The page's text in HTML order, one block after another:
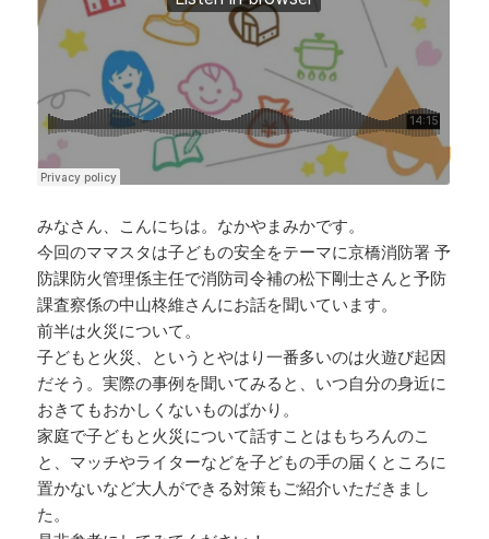
みなさん、こんにちは。なかやまみかです。
今回のママスタは子どもの安全をテーマに京橋消防署 予
防課防火管理係主任で消防司令補の松下剛士さんと予防
課査察係の中山柊維さんにお話を聞いています。
前半は火災について。
子どもと火災、というとやはり一番多いのは火遊び起因
だそう。実際の事例を聞いてみると、いつ自分の身近に
おきてもおかしくないものばかり。
家庭で子どもと火災について話すことはもちろんのこ
と、マッチやライターなどを子どもの手の届くところに
置かないなど大人ができる対策もご紹介いただきまし
た。